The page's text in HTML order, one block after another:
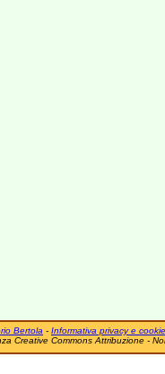
Bertola - Informativa privacy e cookie
Creative Commons Attribuzione -